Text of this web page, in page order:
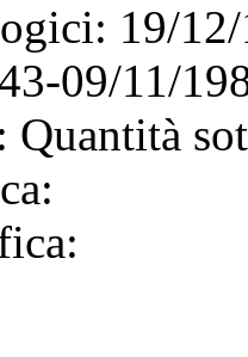
19/
09/11/
Quantità